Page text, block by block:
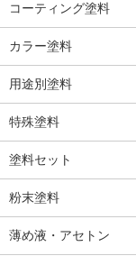
コーティング塗料
カラー塗料
用途別塗料
特殊塗料
塗料セット
粉末塗料
薄め液・アセトン